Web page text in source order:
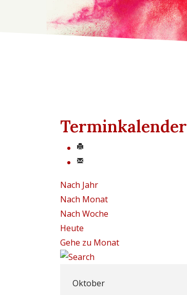
Terminkalender
Nach Jahr
Nach Monat
Nach Woche
Heute
Gehe zu Monat